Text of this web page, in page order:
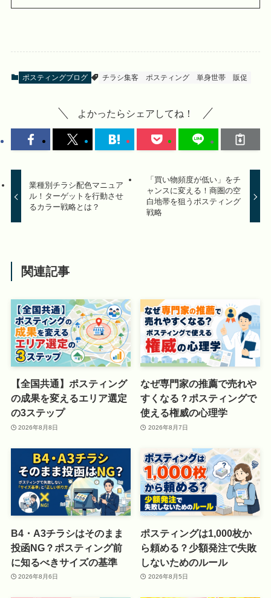
ポスティングブログ チラシ集客 ポスティング 単身世帯 販促
よかったらシェアしてね！
業種別チラシ配色マニュア
ル！ターゲットを行動させ
るカラー戦略とは？
「買い物頻度が低い」をチ
ャンスに変える！商圏の空
白地帯を狙うポスティング
戦略
関連記事
【全国共通】ポスティング
の成果を変えるエリア選定
の3ステップ
2026年8月8日
なぜ専門家の推薦で売れや
すくなる？ポスティングで
使える権威の心理学
2026年8月7日
B4・A3チラシはそのまま
投函NG？ポスティング前
に知るべきサイズの基準
2026年8月6日
ポスティングは1,000枚か
ら頼める？少額発注で失敗
しないためのルール
2026年8月5日